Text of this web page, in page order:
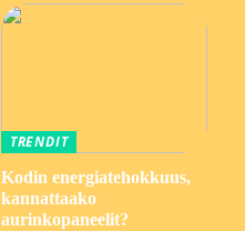
TRENDIT
Kodin energiatehokkuus,
kannattaako
aurinkopaneelit?